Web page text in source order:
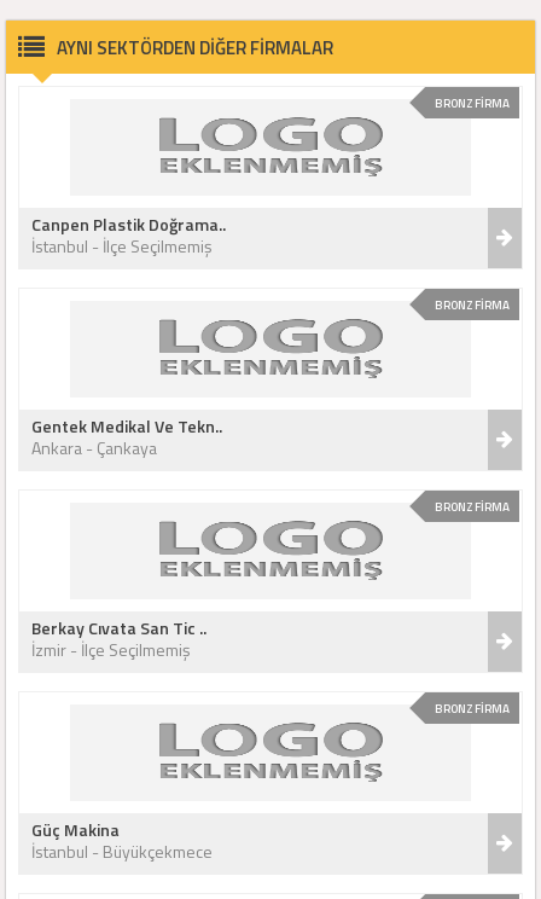
AYNI SEKTÖRDEN DİĞER FİRMALAR
BRONZ FİRMA
Canpen Plastik Doğrama..
İstanbul - İlçe Seçilmemiş
BRONZ FİRMA
Gentek Medikal Ve Tekn..
Ankara - Çankaya
BRONZ FİRMA
Berkay Cıvata San Tic ..
İzmir - İlçe Seçilmemiş
BRONZ FİRMA
Güç Makina
İstanbul - Büyükçekmece